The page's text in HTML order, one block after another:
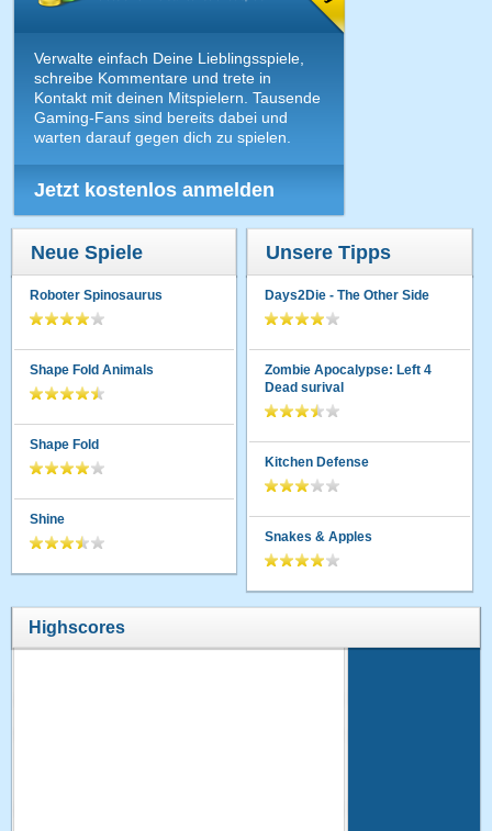
Verwalte einfach Deine Lieblingsspiele,
schreibe Kommentare und trete in
Kontakt mit deinen Mitspielern. Tausende
Gaming-Fans sind bereits dabei und
warten darauf gegen dich zu spielen.
Jetzt kostenlos anmelden
Neue Spiele
Roboter Spinosaurus
Shape Fold Animals
Shape Fold
Shine
Unsere Tipps
Days2Die - The Other Side
Zombie Apocalypse: Left 4
Dead surival
Kitchen Defense
Snakes & Apples
Highscores